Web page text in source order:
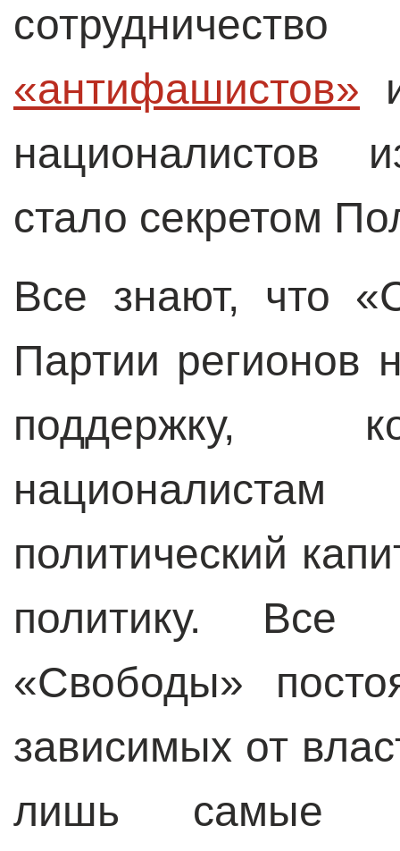
«антифашистов»
националистов
стало секретом
Все знают, что
Партии регионов
поддержку,
политический
политику. Все
«Свободы»
зависимых от
лишь самые